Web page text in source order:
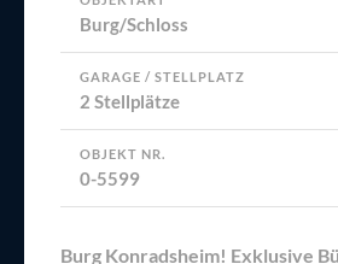
Burg/Schloss
GARAGE / STELLPLATZ
2 Stellplätze
OBJEKT NR.
0-5599
Burg Konradsheim! Exklusive